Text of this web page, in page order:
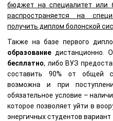
бюджет на специалитет или
распространяется на
получить диплом болонской
Также на базе первого
образование дистанционно.
бесплатно, либо ВУЗ
составить 90% от общей
возможна и при
обязательное условие –
которое позволяет уйти в
энергичных студентов